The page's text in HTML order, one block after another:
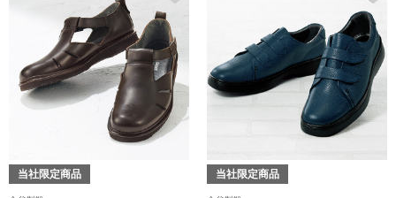
ショルダーバ
ブリーフケース
クラッチバッグ
当社限定商品 当社限定商品